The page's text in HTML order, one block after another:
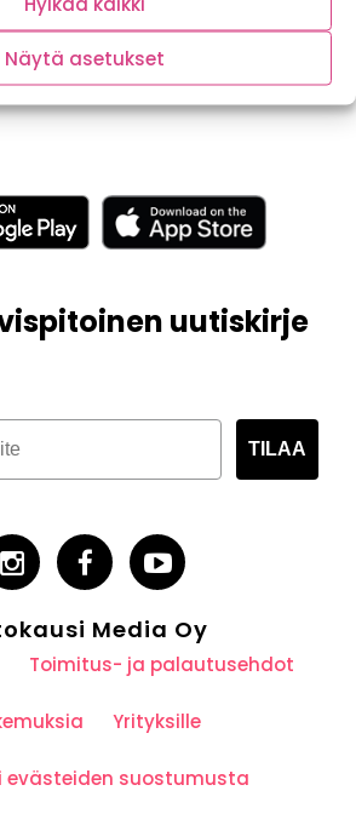
Näytä asetukset
Winestate Kuuma kesäpäivä, puiden
viltti, kori täynnä hyvää...
uutiskirje
TILAA
Media Oy
Toimitus- ja palautusehdot
Yrityksille
evästeiden suostumusta